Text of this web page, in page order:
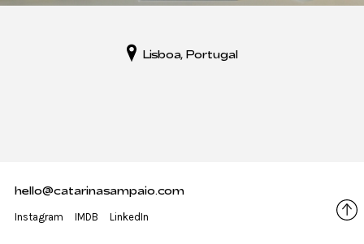
Lisboa, Portugal
hello@catarinasampaio.com
Instagram IMDB LinkedIn